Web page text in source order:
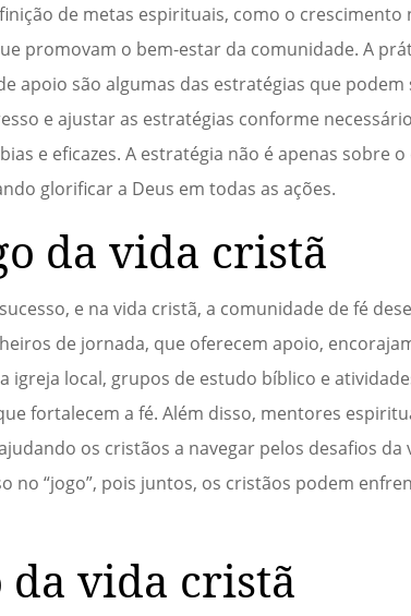
de metas espirituais, como o
promovam o bem-estar da comunidade. A
apoio são algumas das estratégias que podem
e ajustar as estratégias conforme
e eficazes. A estratégia não é apenas sobre
glorificar a Deus em todas as ações.
da vida cristã
e na vida cristã, a comunidade de fé
de jornada, que oferecem apoio,
igreja local, grupos de estudo bíblico e
fortalecem a fé. Além disso, mentores
os cristãos a navegar pelos desafios da
no “jogo”, pois juntos, os cristãos podem
vida cristã